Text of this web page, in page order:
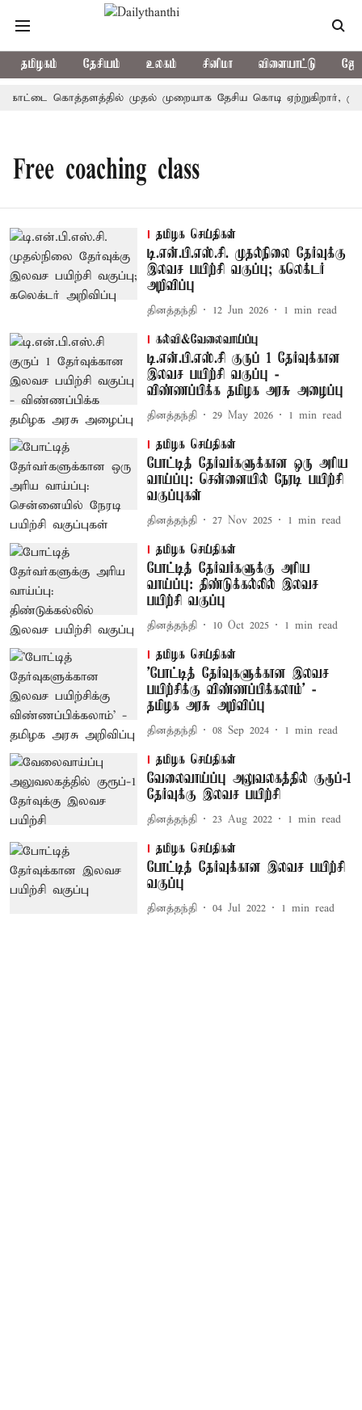
தமிழகம் தேசியம் உலகம் சினிமா விளையாட்டு
கோட்டை கொத்தளத்தில் முதல் முறையாக தேசிய கொடி ஏற்றுகிறார்,
Free coaching class
தமிழக செய்திகள்
டி.என்.பி.எஸ்.சி. முதல்நிலை தேர்வுக்கு
இலவச பயிற்சி வகுப்பு; கலெக்டர்
அறிவிப்பு
தினத்தந்தி 12 Jun 2026 1 min read
கல்வி&வேலைவாய்ப்பு
டி.என்.பி.எஸ்.சி குருப் 1 தேர்வுக்கான
இலவச பயிற்சி வகுப்பு -
விண்ணப்பிக்க தமிழக அரசு அழைப்பு
தினத்தந்தி 29 May 2026 1 min read
தமிழக செய்திகள்
போட்டித் தேர்வர்களுக்கான ஒரு அரிய
வாய்ப்பு: சென்னையில் நேரடி பயிற்சி
வகுப்புகள்
தினத்தந்தி 27 Nov 2025 1 min read
தமிழக செய்திகள்
போட்டித் தேர்வர்களுக்கு அரிய
வாய்ப்பு: திண்டுக்கல்லில் இலவச
பயிற்சி வகுப்பு
தினத்தந்தி 10 Oct 2025 1 min read
தமிழக செய்திகள்
'போட்டித் தேர்வுகளுக்கான இலவச
பயிற்சிக்கு விண்ணப்பிக்கலாம்' -
தமிழக அரசு அறிவிப்பு
தினத்தந்தி 08 Sep 2024 1 min read
தமிழக செய்திகள்
வேலைவாய்ப்பு அலுவலகத்தில் குரூப்-1
தேர்வுக்கு இலவச பயிற்சி
தினத்தந்தி 23 Aug 2022 1 min read
தமிழக செய்திகள்
போட்டித் தேர்வுக்கான இலவச பயிற்சி
வகுப்பு
தினத்தந்தி 04 Jul 2022 1 min read